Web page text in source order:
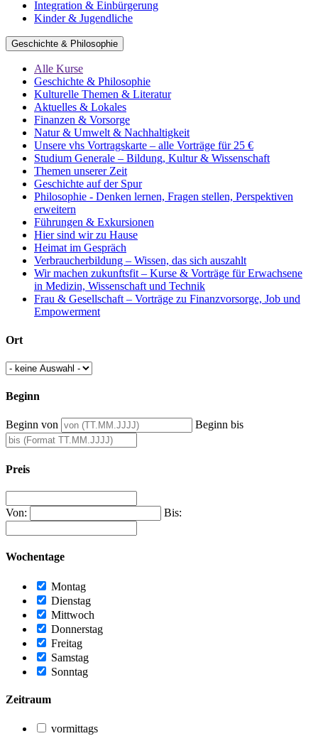
Integration & Einbürgerung
Kinder & Jugendliche
Geschichte & Philosophie
Alle Kurse
Geschichte & Philosophie
Kulturelle Themen & Literatur
Aktuelles & Lokales
Finanzen & Vorsorge
Natur & Umwelt & Nachhaltigkeit
Unsere vhs Vortragskarte – alle Vorträge für 25 €
Studium Generale – Bildung, Kultur & Wissenschaft
Themen unserer Zeit
Geschichte auf der Spur
Philosophie - Denken lernen, Fragen stellen, Perspektiven
erweitern
Führungen & Exkursionen
Hier sind wir zu Hause
Heimat im Gespräch
Verbraucherbildung – Wissen, das sich auszahlt
Wir machen zukunftsfit – Kurse & Vorträge für Erwachsene
in Medizin, Wissenschaft und Technik
Frau & Gesellschaft – Vorträge zu Finanzvorsorge, Job und
Empowerment
Ort
Beginn
Beginn von Beginn bis
Preis
Von: Bis:
Wochentage
Montag
Dienstag
Mittwoch
Donnerstag
Freitag
Samstag
Sonntag
Zeitraum
vormittags